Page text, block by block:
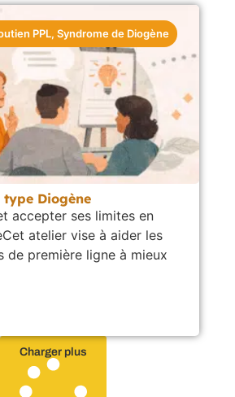
PPL, Syndrome de Diogène
Diogène
accepter ses limites en
atelier vise à aider les
de première ligne à mieux
Charger plus